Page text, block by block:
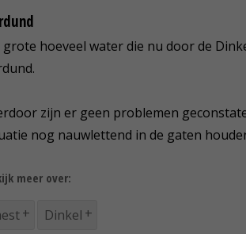
grote hoeveel water die nu door de
zijn er geen problemen
nog nauwlettend in de gaten
meer over:
Dinkel